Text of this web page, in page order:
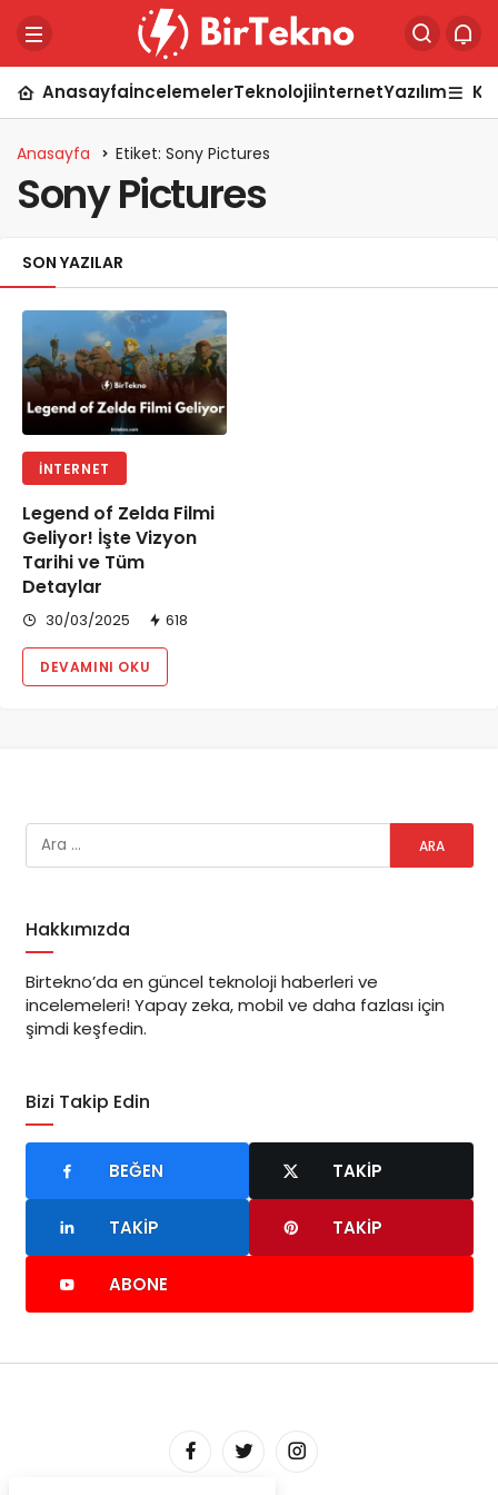
AnasayfaİncelemelerTeknolojiİnternetYazılım
Anasayfa Etiket: Sony Pictures
Sony Pictures
SON YAZILAR
İNTERNET
Legend of Zelda Filmi
Geliyor! İşte Vizyon
Tarihi ve Tüm
Detaylar
30/03/2025 618
DEVAMINI OKU
Hakkımızda
Birtekno’da en güncel teknoloji haberleri ve
incelemeleri! Yapay zeka, mobil ve daha fazlası için
şimdi keşfedin.
Bizi Takip Edin
BEĞEN TAKIP
TAKIP TAKIP
ABONE